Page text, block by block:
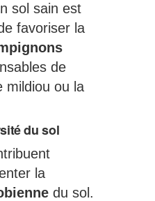
sol sain est
favoriser la
de
mildiou ou la
du sol
la
du sol.